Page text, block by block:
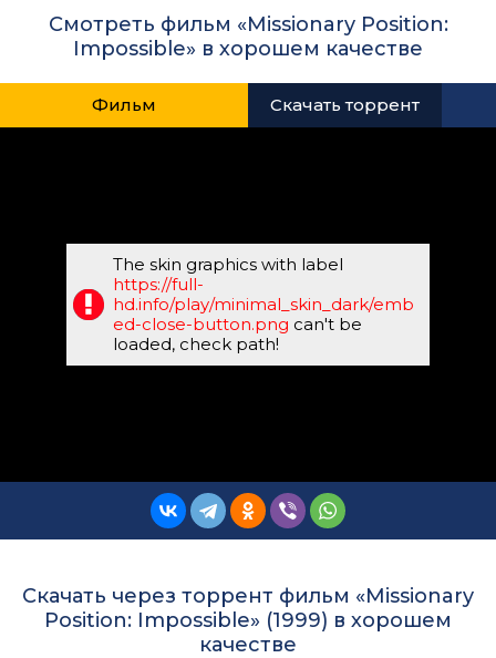
Смотреть фильм «Missionary Position:
Impossible» в хорошем качестве
Фильм Скачать торрент
The skin graphics with label
https://full-
hd.info/play/minimal_skin_dark/emb
ed-close-button.png can't be
loaded, check path!
Скачать через торрент фильм «Missionary
Position: Impossible» (1999) в хорошем
качестве